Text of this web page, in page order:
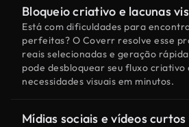
Bloqueio criativo e lacunas
Está com dificuldades para
perfeitas? O Coverr resolve esse
reais selecionadas e geração
pode desbloquear seu fluxo criativo
necessidades visuais em minutos.
Mídias sociais e vídeos curtos